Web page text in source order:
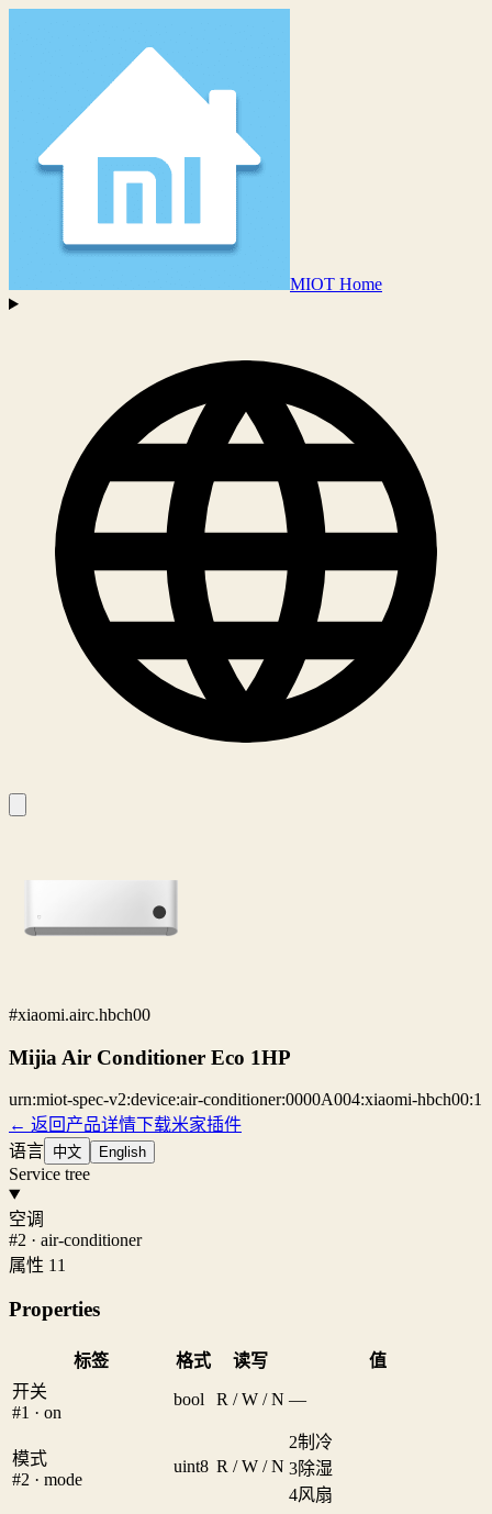
MIOT Home
#xiaomi.airc.hbch00
Mijia Air Conditioner Eco 1HP
urn:miot-spec-v2:device:air-conditioner:0000A004:xiaomi-hbch00:1
← 返回产品详情下载米家插件
语言 中文 English
Service tree
空调
#2 · air-conditioner
属性 11
Properties
标签 格式 读写
值
开关
#1 · on
bool R / W / N —
模式
#2 · mode
uint8 R / W / N
2制冷
3除湿
4风扇